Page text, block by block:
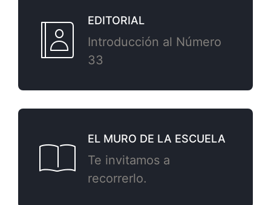
EDITORIAL
Introducción al Número
33
EL MURO DE LA ESCUELA
Te invitamos a
recorrerlo.